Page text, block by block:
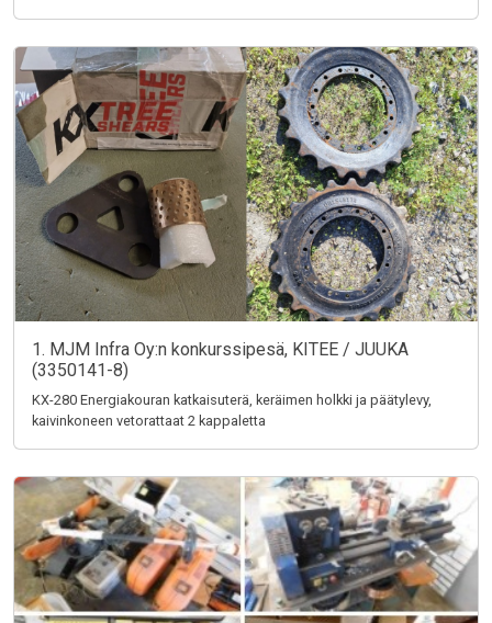
1. MJM Infra Oy:n konkurssipesä, KITEE / JUUKA
(3350141-8)
KX-280 Energiakouran katkaisuterä, keräimen holkki ja päätylevy,
kaivinkoneen vetorattaat 2 kappaletta